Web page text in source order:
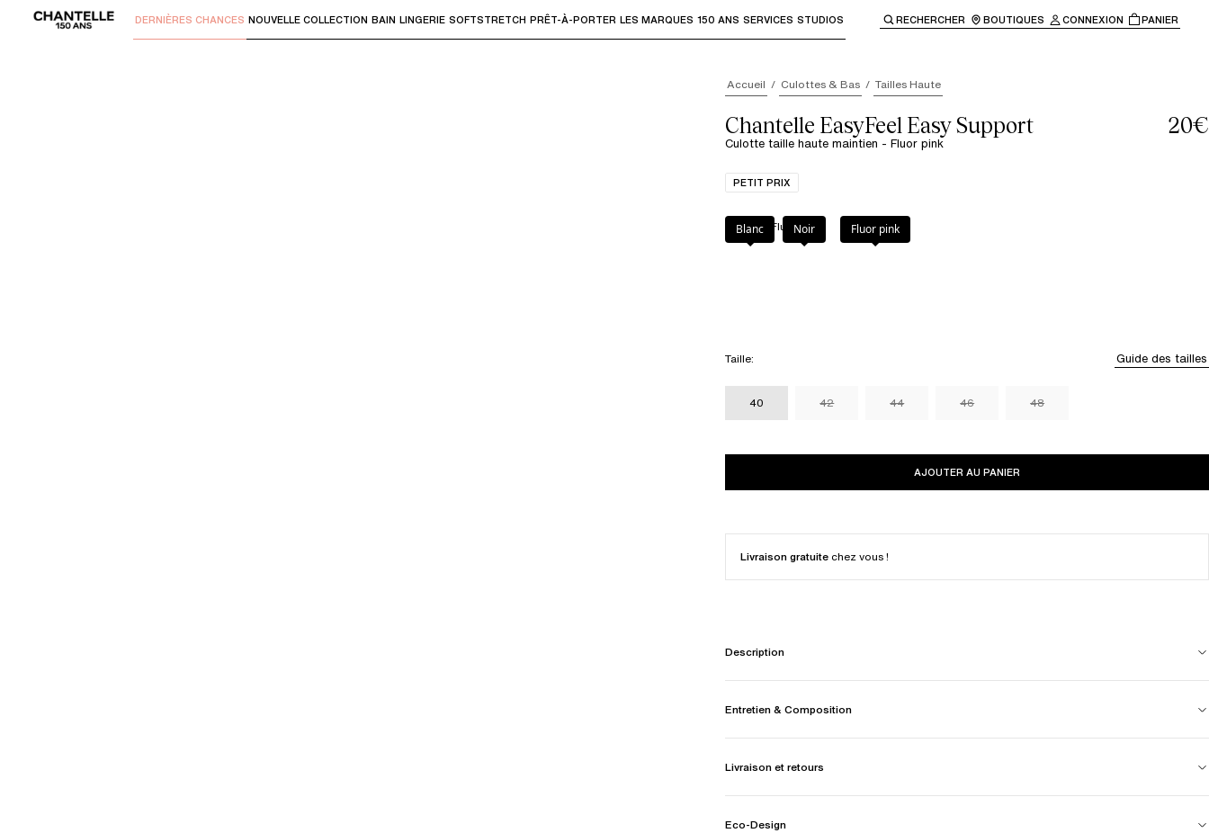
Utilisez "Flèche bas" ou "Entrer" pour accéder aux sous-menus et "Flèche haut" ou "Échap" pour revenir à la navigation principale.
DERNIÈRES CHANCES NOUVELLE COLLECTION BAIN LINGERIE SOFTSTRETCH PRÊT-À-PORTER LES MARQUES 150 ANS SERVICES STUDIOS RECHERCHER BOUTIQUES CONNEXION PANIER
Accueil Culottes & Bas Tailles Haute
Chantelle EasyFeel Easy Support
Culotte taille haute maintien - Fluor pink
20€
PETIT PRIX
Couleur Fluor pink
Blanc Noir Fluor pink
Taille: Guide des tailles
40 42 44 46 48
AJOUTER AU PANIER
Livraison gratuite chez vous !
Description
Entretien & Composition
Livraison et retours
Eco-Design